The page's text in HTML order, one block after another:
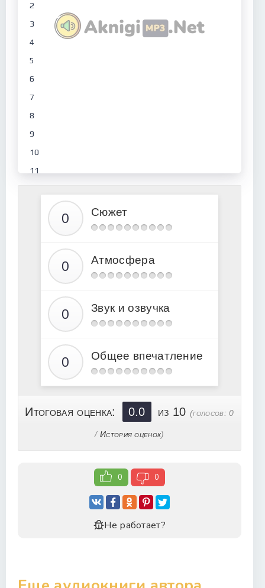
2
3
4
5
6
7
8
9
10
11
Сюжет
Атмосфера
Звук и озвучка
Общее впечатление
Итоговая оценка: 0.0 из 10(голосов:0
/ История оценок)
0 0
Не работает?